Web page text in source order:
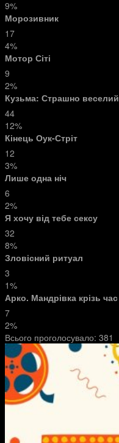
9%
Морозивник
17
4%
Мотор Сіті
9
2%
Кузьма: Страшно веселий
44
12%
Кінець Оук-Стріт
12
3%
Лише одна ніч
6
2%
Я хочу від тебе сексу
32
8%
Зловісний ритуал
3
1%
Арко. Мандрівка крізь час
7
2%
Всього проголосувало: 381